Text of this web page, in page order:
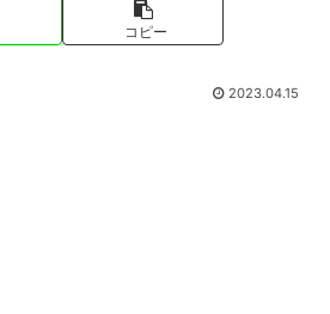
コピー
2023.04.15